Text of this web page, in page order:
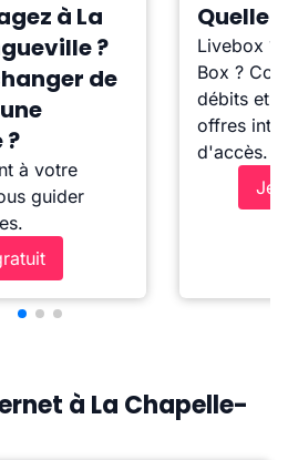
à La
?
de
?
à votre
guider
Quelle
Livebox ?
Box ?
débits et
offres
d'accès.
Je
à La Chapelle-